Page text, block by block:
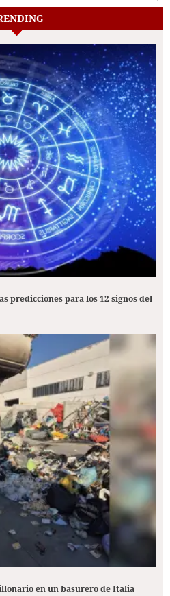
predicciones para los 12 signos del
en un basurero de Italia